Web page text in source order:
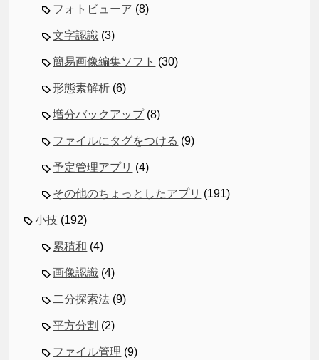
フォトビューア (8)
文字認識 (3)
簡易画像編集ソフト (30)
形態素解析 (6)
増分バックアップ(8)
ファイルにタグをつける (9)
予定管理アプリ (4)
その他のちょっとしたアプリ (191)
小技 (192)
累積和 (4)
画像認識 (4)
二分探索法 (9)
平方分割 (2)
ファイル管理 (9)